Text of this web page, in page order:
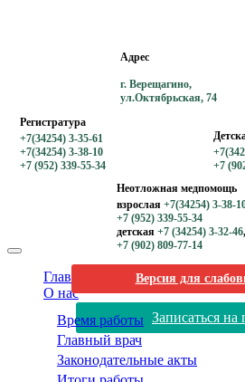
Адрес
г. Верещагино,
ул.Октябрьская, 74
Регистратура
+7(34254) 3-35-61
+7(34254) 3-38-10
+7 (952) 339-55-34
+7
Неотложная медпомощь
взрослая +7(34254) 3-38-
+7 (952) 339-55-34
детская +7 (34254) 3-32-46,
+7 (902) 809-77-14
Версия для
Записаться на
Главная
О нас
Время работы
Главный врач
Законодательные акты